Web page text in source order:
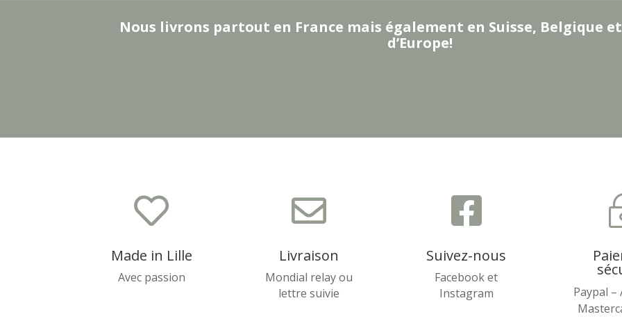
Nous livrons partout en France mais également en Suisse, Belgique
d’Europe!

Made in Lille
Avec passion

Livraison
Mondial relay ou
lettre suivie

Suivez-nous
Facebook et
Instagram
Paypal